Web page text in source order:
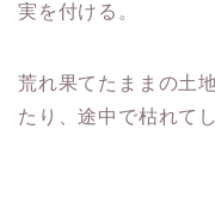
実を付ける。
荒れ果てたままの土
たり、途中で枯れて